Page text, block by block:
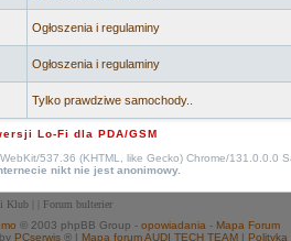
Ogłoszenia i regulaminy
Ogłoszenia i regulaminy
Tylko prawdziwe samochody..
Lo-Fi dla PDA/GSM
537.36 (KHTML, like Gecko) Chrome/131.0.0.0
nikt nie jest anonimowy.
Klub| |
Forum bulterier
© 2003 phpBB Group - opowiadania - Mapa Forum
PCserwis® | Mapa forum AUDI TECH TEAM| Polityka